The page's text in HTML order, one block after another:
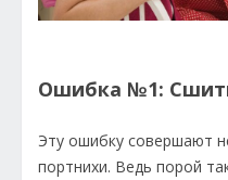
Ошибка №1:
Эту ошибку совершают
портнихи. Ведь порой